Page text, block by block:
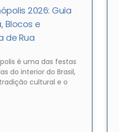
2026: Guia
Blocos e
de Rua
é uma das festas
do interior do Brasil,
cultural e o